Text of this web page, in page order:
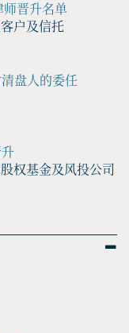
师晋升名单
户及信托
盘人的委任
权基金及风投公司